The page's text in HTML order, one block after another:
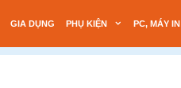
GIA DỤNG PHỤ KIỆN PC, MÁY IN